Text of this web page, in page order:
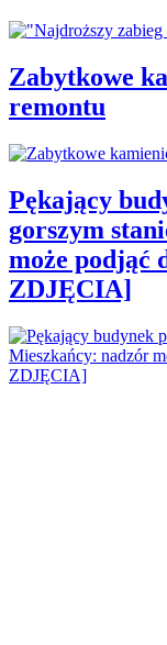
Zabytkowe
remontu
Pękający
gorszym
może podjąć
ZDJĘCIA]